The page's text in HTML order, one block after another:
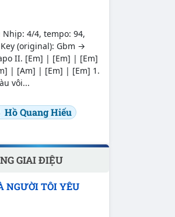
Nhịp: 4/4, tempo: 94,
(original): Gbm →
II. [Em] | [Em] | [Em]
| [Am] | [Em] | [Em] 1.
vôi...
Hồ Quang Hiếu
GIAI ĐIỆU
NGƯỜI TÔI YÊU